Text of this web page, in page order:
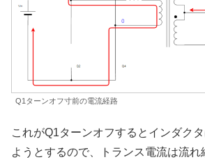
Q1ターンオフ寸前の電流経路
これがQ1ターンオフするとインダク
ようとするので、トランス電流は流れ